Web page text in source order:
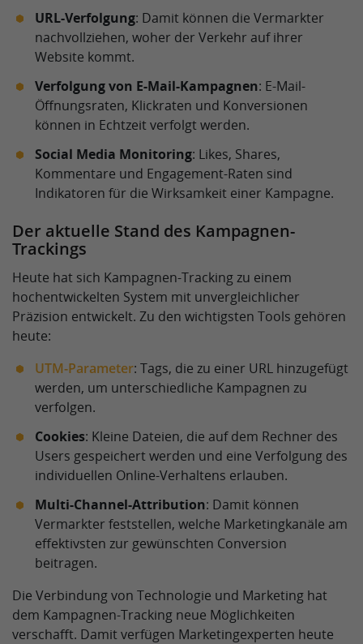
URL-Verfolgung: Damit können die Vermarkter
nachvollziehen, woher der Verkehr auf ihrer
Website kommt.
Verfolgung von E-Mail-Kampagnen: E-Mail-
Öffnungsraten, Klickraten und Konversionen
können in Echtzeit verfolgt werden.
Social Media Monitoring: Likes, Shares,
Kommentare und Engagement-Raten sind
Indikatoren für die Wirksamkeit einer Kampagne.
Der aktuelle Stand des Kampagnen-
Trackings
Heute hat sich Kampagnen-Tracking zu einem
hochentwickelten System mit unvergleichlicher
Präzision entwickelt. Zu den wichtigsten Tools gehören
heute:
UTM-Parameter: Tags, die zu einer URL hinzugefügt
werden, um unterschiedliche Kampagnen zu
verfolgen.
Cookies: Kleine Dateien, die auf dem Rechner des
Users gespeichert werden und eine Verfolgung des
individuellen Online-Verhaltens erlauben.
Multi-Channel-Attribution: Damit können
Vermarkter feststellen, welche Marketingkanäle am
effektivsten zur gewünschten Conversion
beitragen.
Die Verbindung von Technologie und Marketing hat
dem Kampagnen-Tracking neue Möglichkeiten
verschafft. Damit verfügen Marketingexperten heute